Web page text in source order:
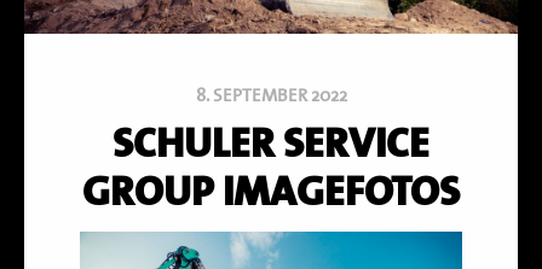
8. SEPTEMBER 2022
SCHULER SERVICE
GROUP IMAGEFOTOS